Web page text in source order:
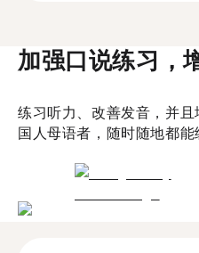
加强口说练习，
练习听力、改善发音，并
国人母语者，随时随地都能